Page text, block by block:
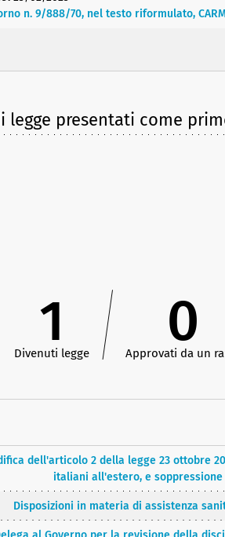
n. 9/888/70, nel testo riformulato,
legge presentati come
1
Divenuti legge 0
Approvati da un
dell'articolo 2 della legge 23 ottobre
italiani all'estero, e
Disposizioni in materia di assistenza